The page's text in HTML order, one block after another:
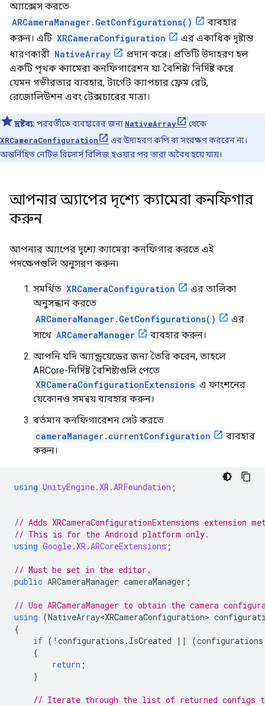
অ্যাক্সেস করতে
ARCameraManager.GetConfigurations()
ব্যবহার
করুন। এটি XRCameraConfiguration
এর একাধিক দৃষ্টান্ত
ধারণকারী NativeArray
প্রদান করে। প্রতিটি উদাহরণ হল
একটি পৃথক ক্যামেরা কনফিগারেশন যা বৈশিষ্ট্য নির্দিষ্ট করে
যেমন গভীরতার ব্যবহার, টার্গেট ক্যাপচার ফ্রেম রেট,
রেজোলিউশন এবং টেক্সচারের মাত্রা।
দ্রষ্টব্য: পরবর্তীতে ব্যবহারের জন্য NativeArray
থেকে
XRCameraConfiguration
এর উদাহরণ কপি বা সংরক্ষণ করবেন না।
অন্তর্নিহিত নেটিভ রিসোর্স রিলিজ হওয়ার পর তারা অবৈধ হয়ে যায়।
আপনার অ্যাপের দৃশ্যে ক্যামেরা কনফিগার
করুন
আপনার অ্যাপের দৃশ্যে ক্যামেরা কনফিগার করতে এই
পদক্ষেপগুলি অনুসরণ করুন৷
সমর্থিত XRCameraConfiguration
এর তালিকা
অনুসন্ধান করতে
ARCameraManager.GetConfigurations()
এর
সাথে ARCameraManager
ব্যবহার করুন।
আপনি যদি অ্যান্ড্রয়েডের জন্য তৈরি করেন, তাহলে
ARCore-নির্দিষ্ট বৈশিষ্ট্যগুলি পেতে
XRCameraConfigurationExtensions এ ফাংশনের
যেকোনও সমন্বয় ব্যবহার করুন।
বর্তমান কনফিগারেশন সেট করতে
cameraManager.currentConfiguration
ব্যবহার
করুন।
using UnityEngine.XR.ARFoundation ;
// Adds XRCameraConfigurationExtensions extension
// This is for the Android platform only.
using Google.XR.ARCoreExtensions ;
// Must be set in the editor.
public ARCameraManager cameraManager ;
// Use ARCameraManager to obtain the camera
using (NativeArray<XRCameraConfiguration>
{
if ( ! configurations . IsCreated || (configurations
{
return ;
}
// Iterate through the list of returned configs